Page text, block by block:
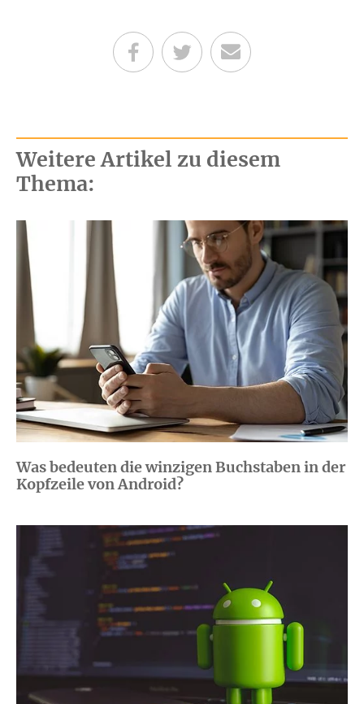
Teilen auf Facebook
Teilen auf Twitter
Per E-Mail senden
Weitere Artikel zu diesem
Thema:
Was bedeuten die winzigen Buchstaben in der
Kopfzeile von Android?